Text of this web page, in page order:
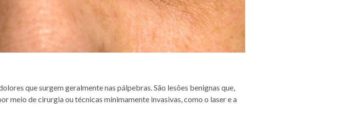
que surgem geralmente nas pálpebras. São lesões benignas que,
meio de cirurgia ou técnicas minimamente invasivas, como o laser e a